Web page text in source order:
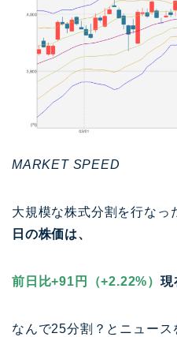
MARKET SPEED
大規模な株式分割を行なっ
日の株価は、
前日比+91円（+2.22%） 現
なんで25分割？とニュース